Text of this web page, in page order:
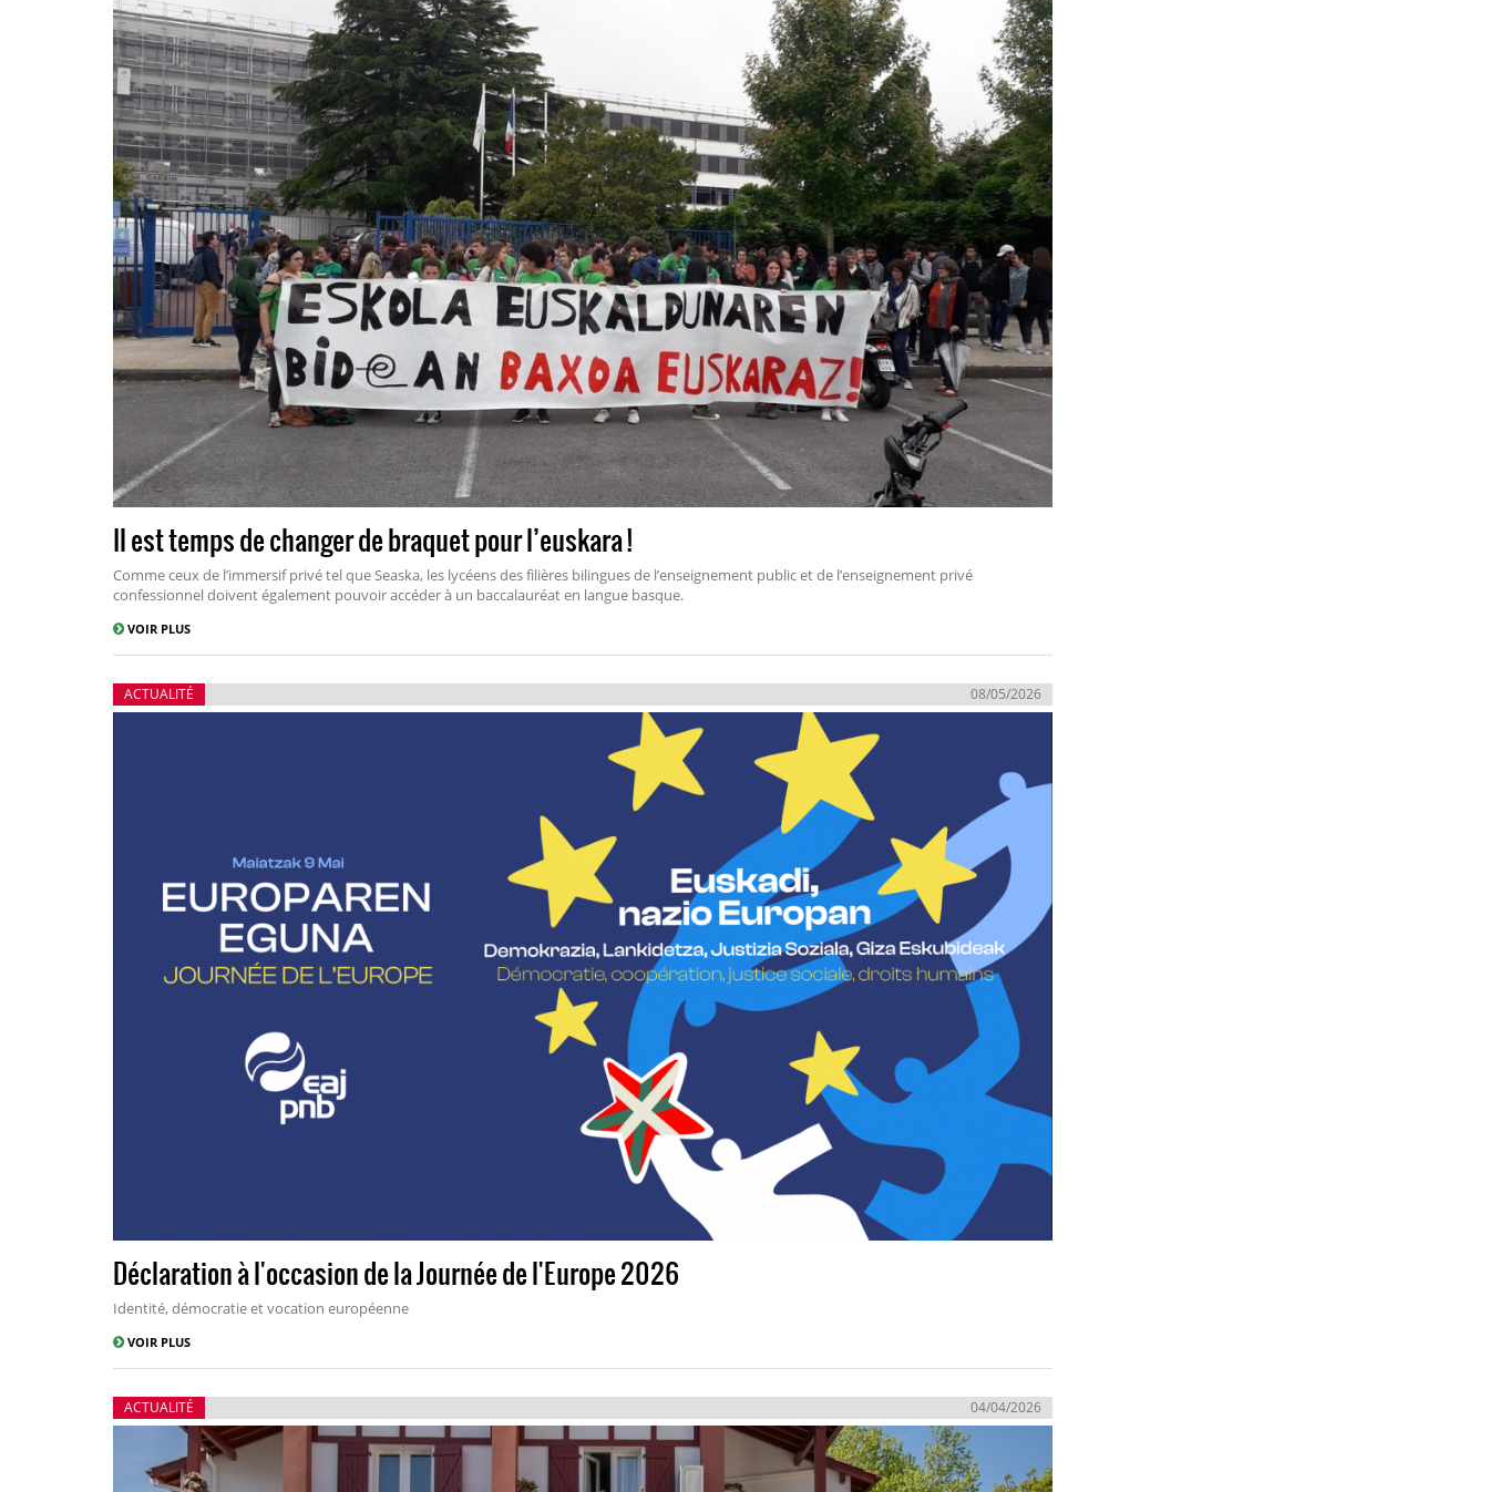
Il est temps de changer de braquet pour l’euskara !
Comme ceux de l’immersif privé tel que Seaska, les lycéens des filières bilingues de l’enseignement public et de l’enseignement privé
confessionnel doivent également pouvoir accéder à un baccalauréat en langue basque.
VOIR PLUS
ACTUALITÉ 08/05/2026
Déclaration à l'occasion de la Journée de l'Europe 2026
Identité, démocratie et vocation européenne
VOIR PLUS
ACTUALITÉ 04/04/2026